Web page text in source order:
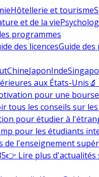
Hôtellerie et tourisme
et de la vie
programmes
des licencesGuide des
ChineJaponInde
aux États-Unis
pour une bourse
tous les conseils sur
pour étudier à
pour les étudiants
de l'enseignement
👉 Lire plus